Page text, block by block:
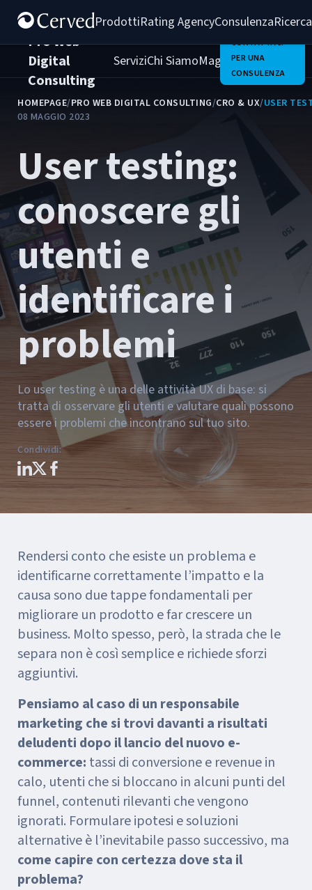
ProdottiRating AgencyConsulenza
Pro Web
Digital
Consulting
ServiziChi SiamoMagazineClienti
CONTATTACI
PER UNA
CONSULENZA
HOMEPAGE/PRO WEB DIGITAL CONSULTING/CRO & UX/USER
08 MAGGIO 2023
User testing:
conoscere gli
utenti e
identificare i
problemi
Lo user testing è una delle attività UX di base: si
tratta di osservare gli utenti e valutare quali possono
essere i problemi che incontrano sul tuo sito.
Condividi:
Rendersi conto che esiste un problema e
identificarne correttamente l’impatto e la
causa sono due tappe fondamentali per
migliorare un prodotto e far crescere un
business. Molto spesso, però, la strada che le
separa non è così semplice e richiede sforzi
aggiuntivi.
Pensiamo al caso di un responsabile
marketing che si trovi davanti a risultati
deludenti dopo il lancio del nuovo e-
commerce: tassi di conversione e revenue in
calo, utenti che si bloccano in alcuni punti del
funnel, contenuti rilevanti che vengono
ignorati. Formulare ipotesi e soluzioni
alternative è l’inevitabile passo successivo, ma
come capire con certezza dove sta il
problema?